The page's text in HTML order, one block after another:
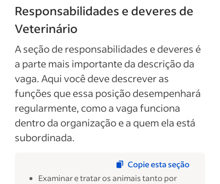
Responsabilidades e deveres de
Veterinário
A seção de responsabilidades e deveres é
a parte mais importante da descrição da
vaga. Aqui você deve descrever as
funções que essa posição desempenhará
regularmente, como a vaga funciona
dentro da organização e a quem ela está
subordinada.
Copie esta seção
Examinar e tratar os animais tanto por